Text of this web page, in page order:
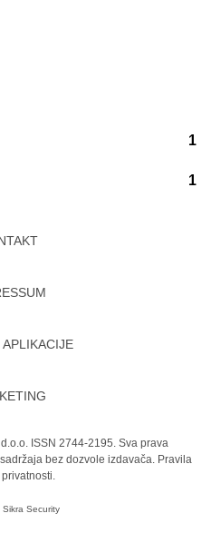
1
1
ISSN 2744-2195. Sva prava
bez dozvole izdavača. Pravila
Sikra Security